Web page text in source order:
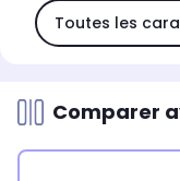
Toutes les
Comparer